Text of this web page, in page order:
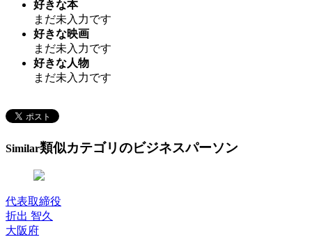
好きな本
まだ未入力です
好きな映画
まだ未入力です
好きな人物
まだ未入力です
Similar類似カテゴリのビジネスパーソン
代表取締役
折出 智久
大阪府